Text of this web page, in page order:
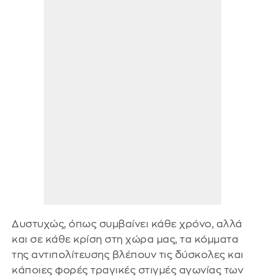
Δυστυχώς, όπως συμβαίνει κάθε χρόνο, αλλά
και σε κάθε κρίση στη χώρα μας, τα κόμματα
της αντιπολίτευσης βλέπουν τις δύσκολες και
κάποιες φορές τραγικές στιγμές αγωνίας των